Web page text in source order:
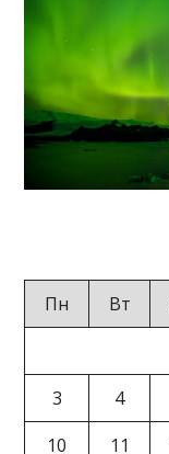
Пн
Вт
3
4
10
11